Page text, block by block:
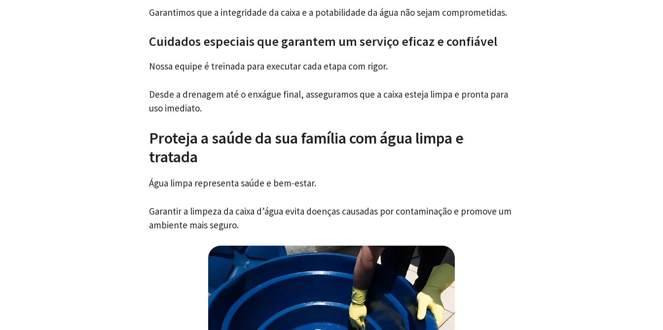
Garantimos que a integridade da caixa e a potabilidade da água não sejam comprometidas.
Cuidados especiais que garantem um serviço eficaz e confiável
Nossa equipe é treinada para executar cada etapa com rigor.
Desde a drenagem até o enxágue final, asseguramos que a caixa esteja limpa e pronta para
uso imediato.
Proteja a saúde da sua família com água limpa e
tratada
Água limpa representa saúde e bem-estar.
Garantir a limpeza da caixa d’água evita doenças causadas por contaminação e promove um
ambiente mais seguro.